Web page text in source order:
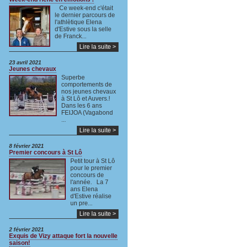
Ce week-end c'était
le dernier parcours de
l'athlètique Elena
d'Estive sous la selle
de Franck...
Lire la suite >
23 avril 2021
Jeunes chevaux
Superbe
comportements de
nos jeunes chevaux
à St Lô et Auvers.!
Dans les 6 ans
FEIJOA (Vagabond
...
Lire la suite >
8 février 2021
Premier concours à St Lô
Petit tour à St Lô
pour le premier
concours de
l'année. La 7
ans Elena
d'Estive réalise
un pre...
Lire la suite >
2 février 2021
Exquis de Vizy attaque fort la nouvelle
saison!